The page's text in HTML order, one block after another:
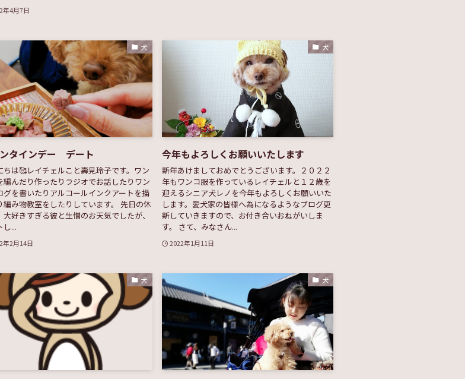
年4月7日
犬
タインデー デート
ちは🥰レイチェルこと壽見玲子です。ワン
編んだり作ったりラジオでお話したりワン
グを書いたりアルコールインクアートを描
編み物教室をしたりしています。 先日の休
大好きすぎる彼と生憎のお天気でしたが、
し...
年2月14日
犬
今年もよろしくお願いいたします
新年あけましておめでとうございます。２０２２
年もワンコ服を作っているレイチェルと１２歳を
迎えるシニア犬レノを今年もよろしくお願いいた
します。愛犬家の皆様へ為になるようなブログ更
新していきますので、お付き合いおねがいしま
す。 さて、みなさん...
2022年1月11日
犬 犬